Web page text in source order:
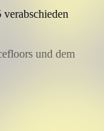
und dem